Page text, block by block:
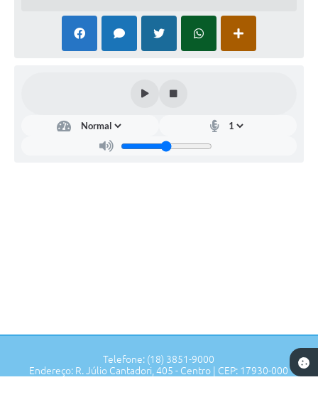
Telefone: (18) 3851-9000
Endereço: R. Júlio Cantadori, 405 - Centro | CEP: 17930-000